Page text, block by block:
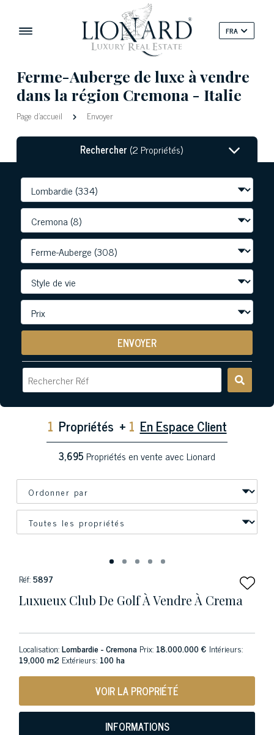
FRA
Ferme-Auberge de luxe à vendre
dans la région Cremona - Italie
Page d'accueil Envoyer
Rechercher (2 Propriétés)
ENVOYER
1 Propriétés + 1 En Espace Client
3,695Propriétés en vente avec Lionard
Réf:5897
Luxueux Club De Golf À Vendre À Crema
Localisation:Lombardie - Cremona Prix: 18.000.000 € Intérieurs:
19,000 m2 Extérieurs: 100 ha
VOIR LA PROPRIÉTÉ
INFORMATIONS